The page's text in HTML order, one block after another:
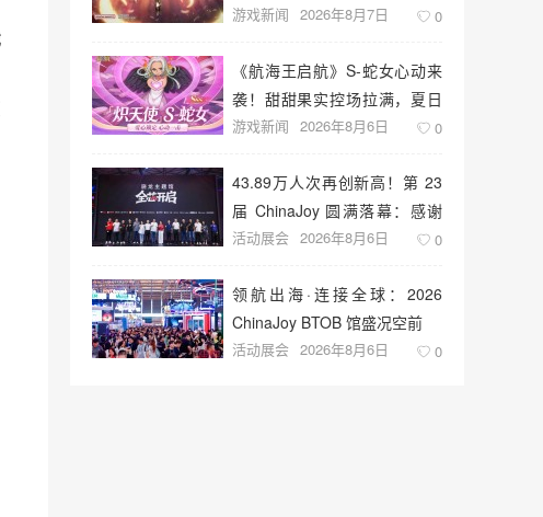
空中战技
游戏新闻 2026年8月7日 0
《航海王启航》S-蛇女心动来
袭！甜甜果实控场拉满，夏日
盛宴开启
游戏新闻 2026年8月6日 0
43.89万人次再创新高！第 23
届 ChinaJoy 圆满落幕：感谢
有你，共赴这场“与 AI 同游”的
活动展会 2026年8月6日 0
领航出海·连接全球：2026
ChinaJoy BTOB 馆盛况空前
活动展会 2026年8月6日 0